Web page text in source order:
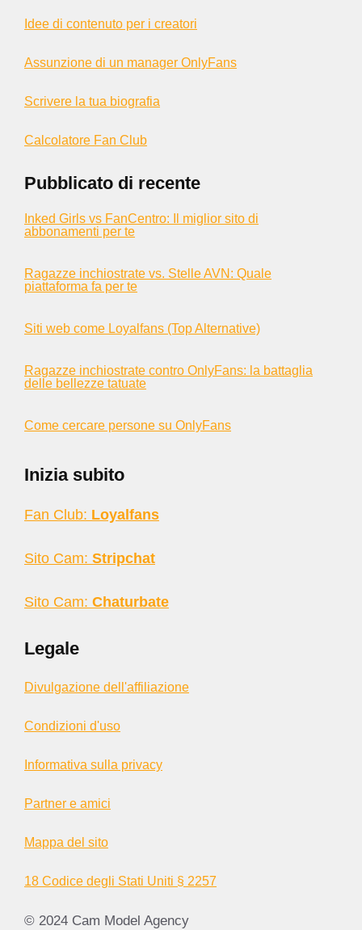
Idee di contenuto per i creatori
Assunzione di un manager OnlyFans
Scrivere la tua biografia
Calcolatore Fan Club
Pubblicato di recente
Inked Girls vs FanCentro: Il miglior sito di
abbonamenti per te
Ragazze inchiostrate vs. Stelle AVN: Quale
piattaforma fa per te
Siti web come Loyalfans (Top Alternative)
Ragazze inchiostrate contro OnlyFans: la battaglia
delle bellezze tatuate
Come cercare persone su OnlyFans
Inizia subito
Fan Club: Loyalfans
Sito Cam: Stripchat
Sito Cam: Chaturbate
Legale
Divulgazione dell'affiliazione
Condizioni d'uso
Informativa sulla privacy
Partner e amici
Mappa del sito
18 Codice degli Stati Uniti § 2257
© 2024 Cam Model Agency